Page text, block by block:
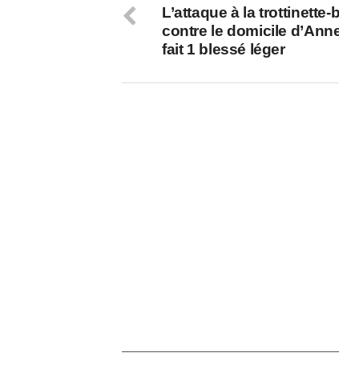
L’attaque à la trottinette-
contre le domicile
fait 1 blessé léger